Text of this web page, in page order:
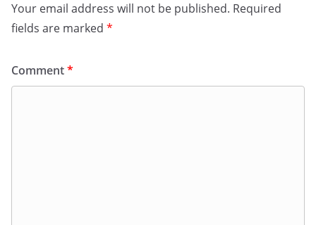
Your email address will not be published. Required
fields are marked *
Comment*